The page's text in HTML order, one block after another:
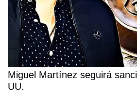
Miguel Martínez seguirá
UU.